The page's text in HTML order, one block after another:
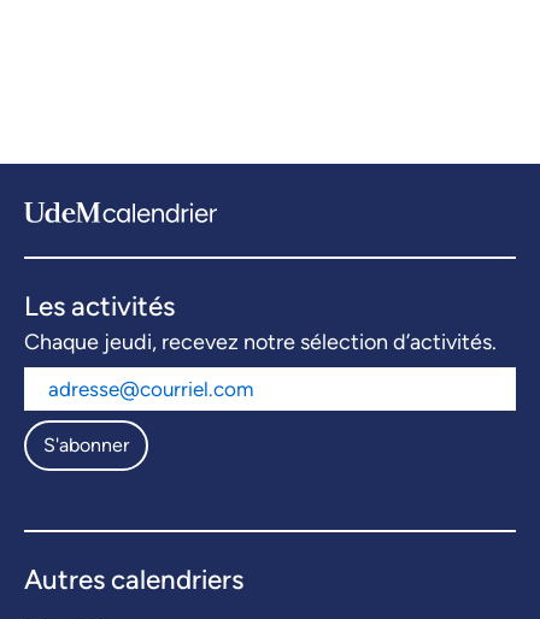
Les activités
Chaque jeudi, recevez notre sélection d’activités.
S'abonner
Autres calendriers